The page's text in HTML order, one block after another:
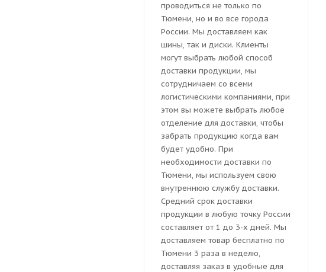
проводиться не только по
Тюмени, но и во все города
России. Мы доставляем как
шины, так и диски. Клиенты
могут выбрать любой способ
доставки продукции, мы
сотрудничаем со всеми
логистическими компаниями, при
этом вы можете выбрать любое
отделение для доставки, чтобы
забрать продукцию когда вам
будет удобно. При
необходимости доставки по
Тюмени, мы используем свою
внутреннюю службу доставки.
Средний срок доставки
продукции в любую точку России
составляет от 1 до 3-х дней. Мы
доставляем товар бесплатно по
Тюмени 3 раза в неделю,
доставляя заказ в удобные для